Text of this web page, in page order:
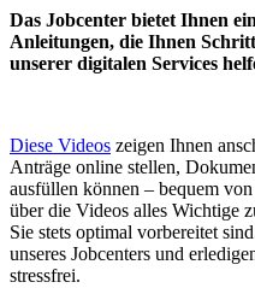
Das Jobcenter bietet Ihnen
Anleitungen, die Ihnen
unserer digitalen Services
Diese Videos zeigen Ihnen
Anträge online stellen,
ausfüllen können – bequem
über die Videos alles Wichtige
Sie stets optimal vorbereitet
unseres Jobcenters und
stressfrei.